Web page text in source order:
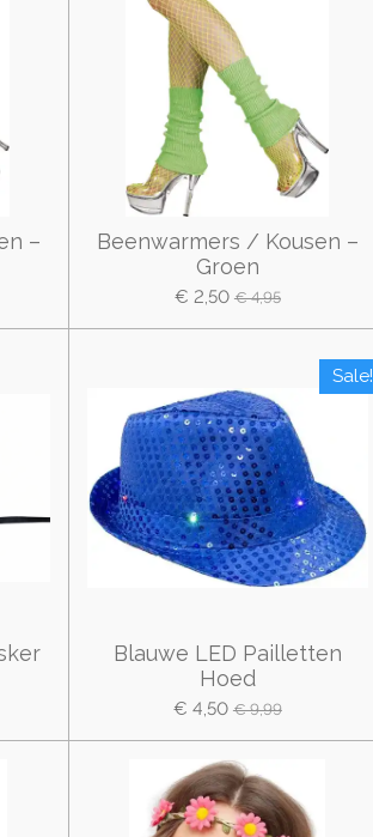
–
Beenwarmers / Kousen –
Groen
€ 2,50 € 4,95
Sale!
Blauwe LED Pailletten
Hoed
€ 4,50 € 9,99